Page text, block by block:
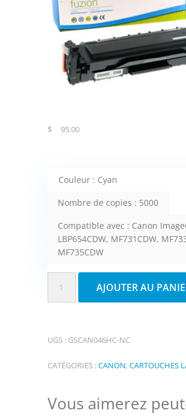
$ 95.00
Couleur : Cyan
Nombre de copies : 5000
Compatible avec : Canon
LBP654CDW, MF731CDW,
MF735CDW
compatible
Canon
gamme)
AJOUTER AU
UGS : GSCAN046HC-NC
CATÉGORIES :CANON,CARTOUCHES
Vous aimerez